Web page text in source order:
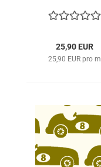
25,90 EUR
25,90 EUR pro m